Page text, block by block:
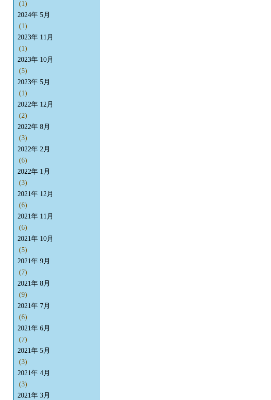
(1)
2024年 5月
(1)
2023年 11月
(1)
2023年 10月
(5)
2023年 5月
(1)
2022年 12月
(2)
2022年 8月
(3)
2022年 2月
(6)
2022年 1月
(3)
2021年 12月
(6)
2021年 11月
(6)
2021年 10月
(5)
2021年 9月
(7)
2021年 8月
(9)
2021年 7月
(6)
2021年 6月
(7)
2021年 5月
(3)
2021年 4月
(3)
2021年 3月